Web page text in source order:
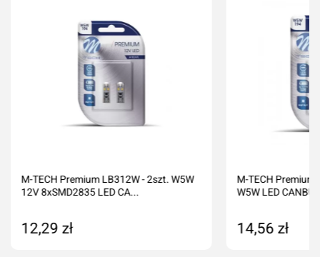
Imię i nazwisko*
M-TECH Premium LB312W - 2szt. W5W
12V 8xSMD2835 LED CA...
12,29 zł
M-TECH Premium
W5W LED
14,56 zł